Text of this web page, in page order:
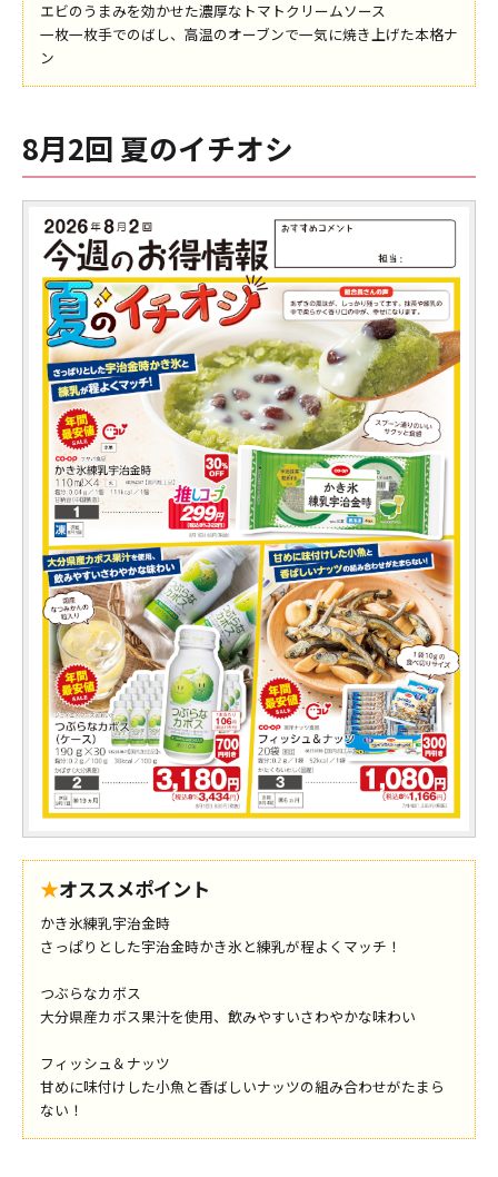
エビのうまみを効かせた濃厚なトマトクリームソース
一枚一枚手でのばし、高温のオーブンで一気に焼き上げた本格ナ
ン
8月2回 夏のイチオシ
★オススメポイント
かき氷練乳宇治金時
さっぱりとした宇治金時かき氷と練乳が程よくマッチ！
つぶらなカボス
大分県産カボス果汁を使用、飲みやすいさわやかな味わい
フィッシュ＆ナッツ
甘めに味付けした小魚と香ばしいナッツの組み合わせがたまら
ない！